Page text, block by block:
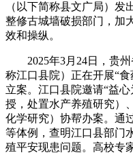
（以下简称县文广局）
整修古城墙破损部门，加
效和操纵。
2025年3月24日，贵州
称江口县院）正在开展“
立案。江口县院邀请“益
授，处置水产养殖研究）
化学研究）协帮办案。通
等体例，查明江口县部门
殖平安现患问题。高校专